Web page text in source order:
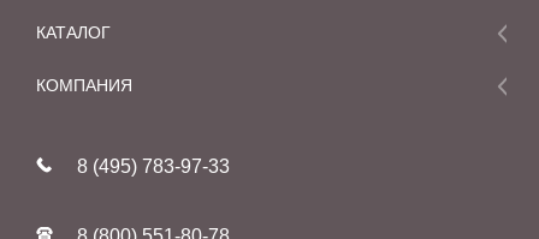
КАТАЛОГ
Мебель
Фабрики
КОМПАНИЯ
Реставрация
8 (495) 783-97-33